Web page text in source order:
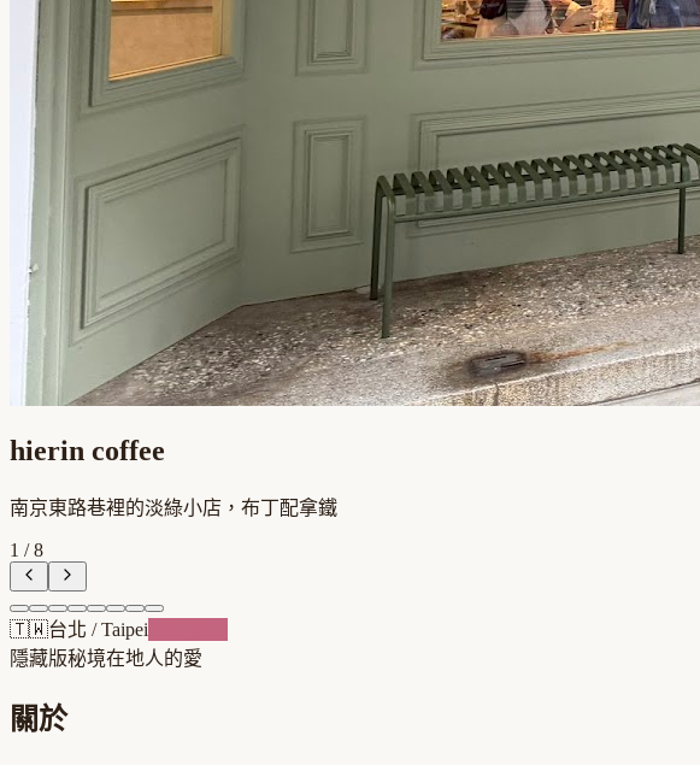
hierin coffee
南京東路巷裡的淡綠小店，布丁配拿鐵
1 /8
🇹🇼台北 /Taipei
隱藏版秘境在地人的愛
關於